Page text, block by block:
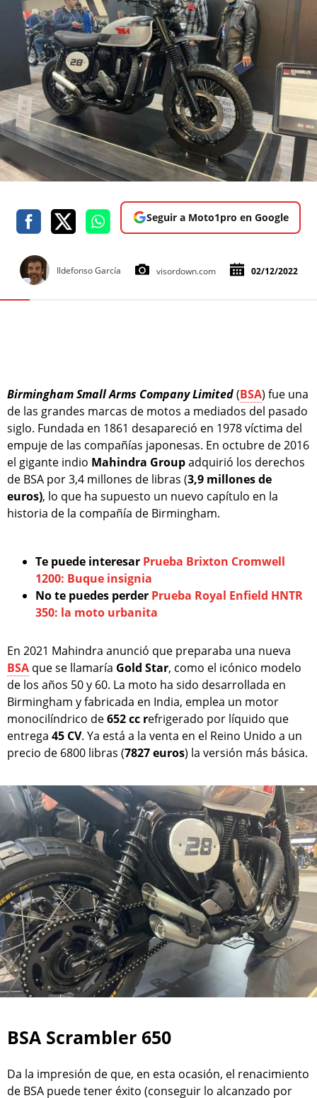
Seguir a Moto1pro en Google
Ildefonso García visordown.com 02/12/2022
Birmingham Small Arms Company Limited(BSA) fue una
de las grandes marcas de motos a mediados del pasado
siglo. Fundada en 1861 desapareció en 1978 víctima del
empuje de las compañías japonesas. En octubre de 2016
el gigante indio Mahindra Groupadquirió los derechos
de BSA por 3,4 millones de libras (3,9 millones de
euros), lo que ha supuesto un nuevo capítulo en la
historia de la compañía de Birmingham.
Te puede interesar Prueba Brixton Cromwell
1200: Buque insignia
No te puedes perder Prueba Royal Enfield HNTR
350: la moto urbanita
En 2021 Mahindra anunció que preparaba una nueva
BSA que se llamaría Gold Star, como el icónico modelo
de los años 50 y 60. La moto ha sido desarrollada en
Birmingham y fabricada en India, emplea un motor
monocilíndrico de652 cc refrigerado por líquido que
entrega 45 CV. Ya está a la venta en el Reino Unido a un
precio de 6800 libras (7827 euros) la versión más básica.
BSA Scrambler 650
Da la impresión de que, en esta ocasión, el renacimiento
de BSA puede tener éxito (conseguir lo alcanzado por